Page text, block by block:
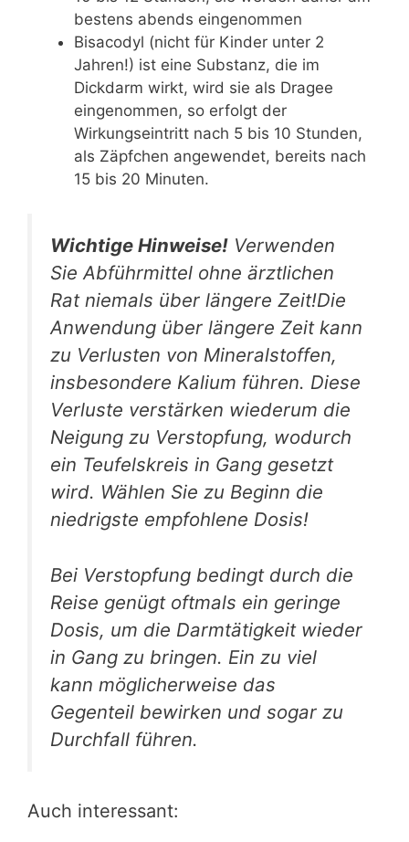
bestens abends eingenommen
Bisacodyl (nicht für Kinder unter 2
Jahren!) ist eine Substanz, die im
Dickdarm wirkt, wird sie als Dragee
eingenommen, so erfolgt der
Wirkungseintritt nach 5 bis 10 Stunden,
als Zäpfchen angewendet, bereits nach
15 bis 20 Minuten.
Wichtige Hinweise! Verwenden
Sie Abführmittel ohne ärztlichen
Rat niemals über längere Zeit!Die
Anwendung über längere Zeit kann
zu Verlusten von Mineralstoffen,
insbesondere Kalium führen. Diese
Verluste verstärken wiederum die
Neigung zu Verstopfung, wodurch
ein Teufelskreis in Gang gesetzt
wird. Wählen Sie zu Beginn die
niedrigste empfohlene Dosis!
Bei Verstopfung bedingt durch die
Reise genügt oftmals ein geringe
Dosis, um die Darmtätigkeit wieder
in Gang zu bringen. Ein zu viel
kann möglicherweise das
Gegenteil bewirken und sogar zu
Durchfall führen.
Auch interessant: